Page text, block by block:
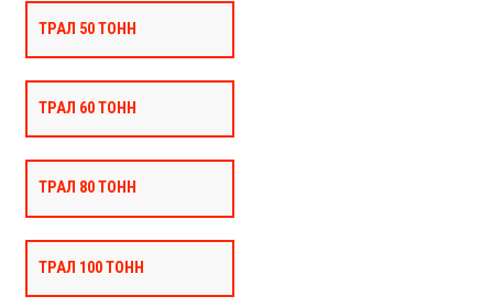
ТРАЛ 50 ТОНН
ТРАЛ 60 ТОНН
ТРАЛ 80 ТОНН
ТРАЛ 100 ТОНН